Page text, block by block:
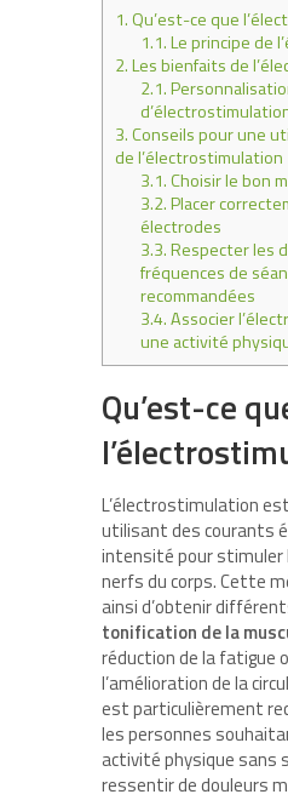
1.Qu’est-ce que
1.1.Le principe de
2.Les bienfaits de
2.1.
3.Conseils pour une
de l’électrostimulation
3.1.Choisir le bon
3.2.Placer
électrodes
3.3.Respecter les
fréquences de
recommandées
3.4.Associer
une activité
Qu’est-ce
L’électrostimulation
utilisant des courants
intensité pour stimuler
nerfs du corps. Cette
ainsi d’obtenir
tonification de la
réduction de la fatigue
l’amélioration de la
est particulièrement
les personnes
activité physique sans
ressentir de douleurs